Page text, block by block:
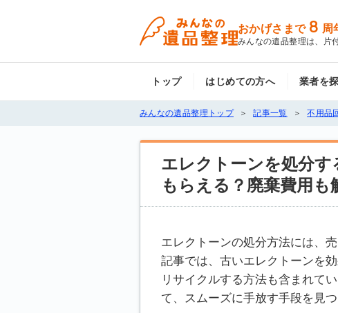
おかげさまで 8 周
みんなの遺品整理は、片
トップ はじめての方へ 業者を
みんなの遺品整理トップ 記事一覧 不用品
エレクトーンを処分す
もらえる？廃棄費用も
エレクトーンの処分方法には、
記事では、古いエレクトーンを
リサイクルする方法も含まれて
て、スムーズに手放す手段を見つ